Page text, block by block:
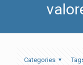
Categories